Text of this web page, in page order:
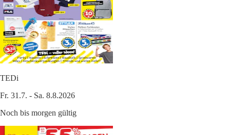
TEDi
Fr. 31.7. - Sa. 8.8.2026
Noch bis morgen gültig